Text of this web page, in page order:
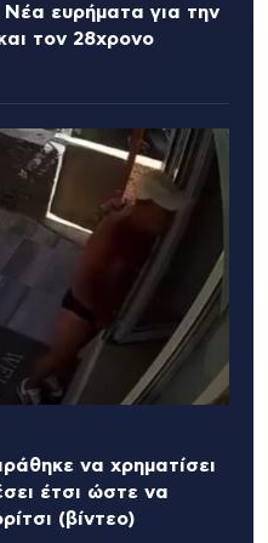
ευρήματα για την
τον 28χρονο
να χρηματίσει
έτσι ώστε να
(βίντεο)